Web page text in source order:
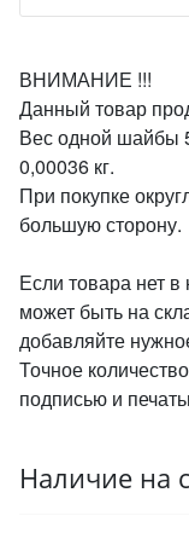
ВНИМАНИЕ !!!
Данный товар
Вес одной шайбы
0,00036 кг.
При покупке
большую сторону.
Если товара нет
может быть на
добавляйте
Точное
подписью и
Наличие на